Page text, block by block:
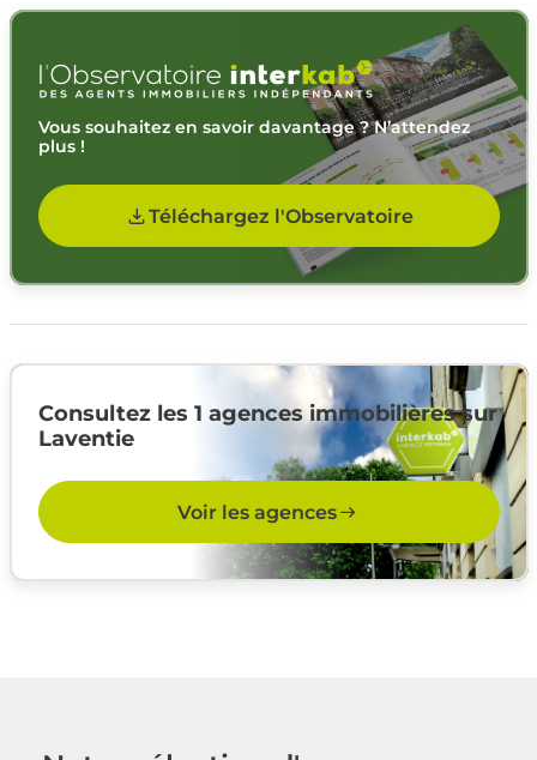
Vous souhaitez en savoir davantage ? N’attendez
plus !
Téléchargez l'Observatoire
Consultez les 1 agences immobilières sur
Laventie
Voir les agences